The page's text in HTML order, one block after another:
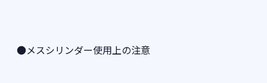
●メスシリンダー使用上の注意